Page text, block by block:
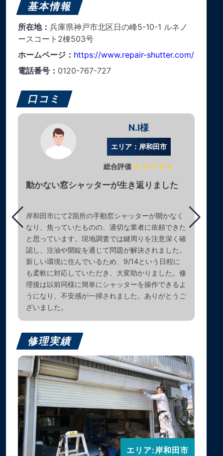
基本情報
所在地： 兵庫県神戸市北区日の峰5-10-1 ルネノ
ースコート2棟503号
ホームページ： https://www.repair-shutter.com/
電話番号： 0120-767-727
口コミ
N.I様
エリア：岸和田市
総合評価 ★★★★★
動かない窓シャッターが生き返りました
岸和田市にて2箇所の手動窓シャッターが開かなく
なり、焦っていたものの、適切な業者に依頼できた
と思っています。現地調査では鍵周りを注意深く確
認し、注油や開錠を通じて問題が解決されました。
新しい環境に住んでいるため、9/14という日程に
も柔軟に対応していただき、大変助かりました。修
理後は以前同様に簡単にシャッターを操作できるよ
うになり、不安感が一掃されました。ありがとうご
ざいました。
修理実績
エリア:岸和田市